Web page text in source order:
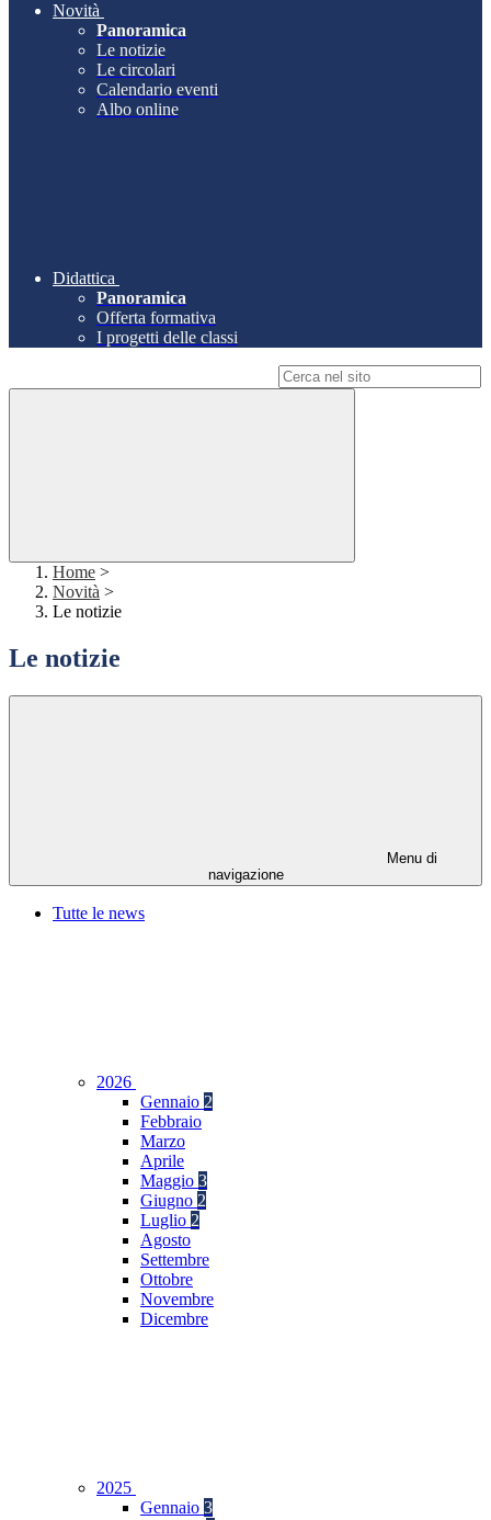
Novità
Panoramica
Le notizie
Le circolari
Calendario eventi
Albo online
Didattica
Panoramica
Offerta formativa
I progetti delle classi
Home >
Novità >
Le notizie
Le notizie
Menu di
navigazione
Tutte le news
2026
Gennaio 2
Febbraio
Marzo
Aprile
Maggio 3
Giugno 2
Luglio 2
Agosto
Settembre
Ottobre
Novembre
Dicembre
2025
Gennaio 3